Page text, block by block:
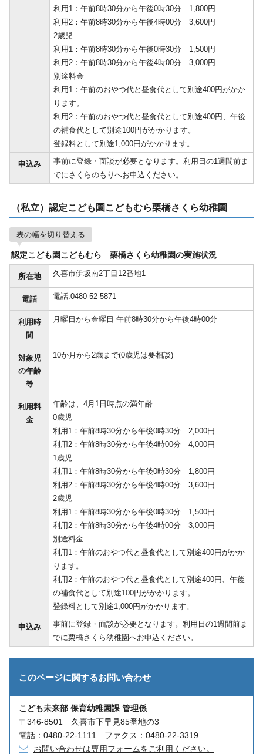
利用1：午前8時30分から午後0時30分 1,800円
利用2：午前8時30分から午後4時00分 3,600円
2歳児
利用1：午前8時30分から午後0時30分 1,500円
利用2：午前8時30分から午後4時00分 3,000円
別途料金
利用1：午前のおやつ代と昼食代として別途400円がかか
ります。
利用2：午前のおやつ代と昼食代として別途400円、午後
の補食代として別途100円がかかります。
登録料として別途1,000円がかかります。
申込み
事前に登録・面談が必要となります。利用日の1週間前ま
でにさくらのもりへお申込ください。
（私立）認定こども園こどもむら栗橋さくら幼稚園
表の幅を切り替える
認定こども園こどもむら 栗橋さくら幼稚園の実施状況
所在地 久喜市伊坂南2丁目12番地1
電話 電話:0480-52-5871
利用時
間
月曜日から金曜日 午前8時30分から午後4時00分
対象児
の年齢
等
10か月から2歳まで(0歳児は要相談)
利用料
金
年齢は、4月1日時点の満年齢
0歳児
利用1：午前8時30分から午後0時30分 2,000円
利用2：午前8時30分から午後4時00分 4,000円
1歳児
利用1：午前8時30分から午後0時30分 1,800円
利用2：午前8時30分から午後4時00分 3,600円
2歳児
利用1：午前8時30分から午後0時30分 1,500円
利用2：午前8時30分から午後4時00分 3,000円
別途料金
利用1：午前のおやつ代と昼食代として別途400円がかか
ります。
利用2：午前のおやつ代と昼食代として別途400円、午後
の補食代として別途100円がかかります。
登録料として別途1,000円がかかります。
申込み
事前に登録・面談が必要となります。利用日の1週間前ま
でに栗橋さくら幼稚園へお申込ください。
このページに関するお問い合わせ
こども未来部 保育幼稚園課 管理係
〒346-8501 久喜市下早見85番地の3
電話：0480-22-1111 ファクス：0480-22-3319
お問い合わせは専用フォームをご利用ください。